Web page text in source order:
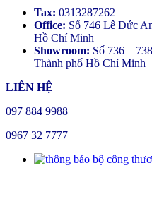
Tax: 0313287262
Office: Số 746 Lê Đức
Hồ Chí Minh
Showroom: Số 736 –
Thành phố Hồ Chí Minh
LIÊN HỆ
097 884 9988
0967 32 7777